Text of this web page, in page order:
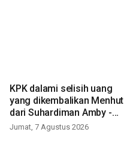
KPK dalami selisih uang
yang dikembalikan Menhut
dari Suhardiman Amby -
VIDEO
Jumat, 7 Agustus 2026